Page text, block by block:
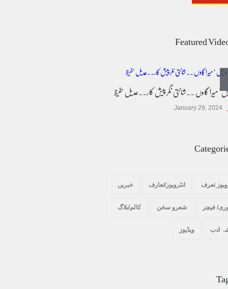
بیٹیاں
پسند کی شادیوں کا بڑھتا ہوا رجحان اور راولپنڈی
کی یوسیز میں اندارج پر پابندی ایک نیا تنازعہ
کالم/بلاگ
Featured
' میرا گاوں ۔۔شانتی نگرپیش کار۔۔عدیل حفیظ
January 29, 2024
تعرف انٹرویوز/تعارف خبریں
فیچر شعرو سخن کالم/بلاگ
ادب ویڈیوز